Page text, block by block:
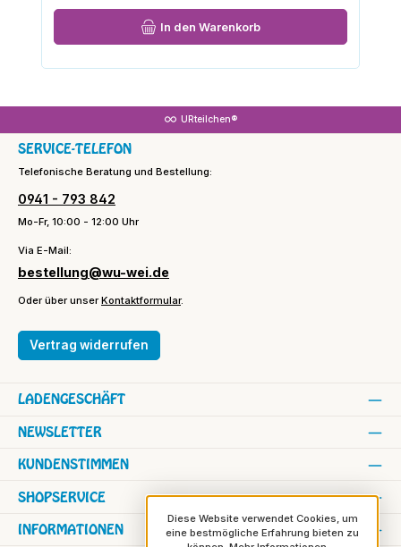
In den Warenkorb
URteilchen®
SERVICE-TELEFON
Telefonische Beratung und Bestellung:
0941 - 793 842
Mo-Fr, 10:00 - 12:00 Uhr
Via E-Mail:
bestellung@wu-wei.de
Oder über unserKontaktformular.
Vertrag widerrufen
SHOPSERVICE
INFORMATIONEN
NEWSLETTER
KUNDENSTIMMEN
LADENGESCHÄFT
Diese Website verwendet Cookies, um
eine bestmögliche Erfahrung bieten zu